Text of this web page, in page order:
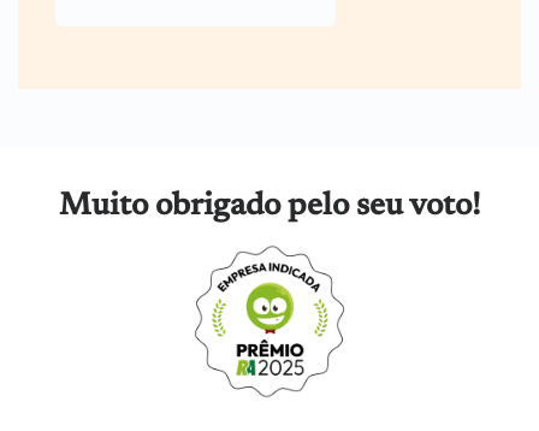
Muito obrigado pelo seu voto!